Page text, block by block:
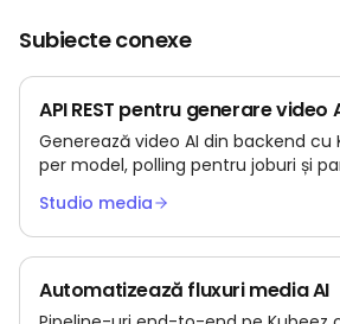
Subiecte conexe
API REST pentru generare video
Generează video AI din backend cu
per model, polling pentru joburi și
Studio media
Automatizează fluxuri media AI